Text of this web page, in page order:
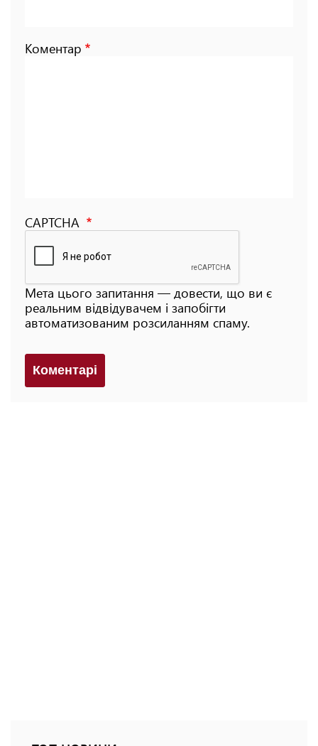
Коментар
CAPTCHA
Мета цього запитання — довести, що ви є
реальним відвідувачем і запобігти
автоматизованим розсиланням спаму.
Коментарi